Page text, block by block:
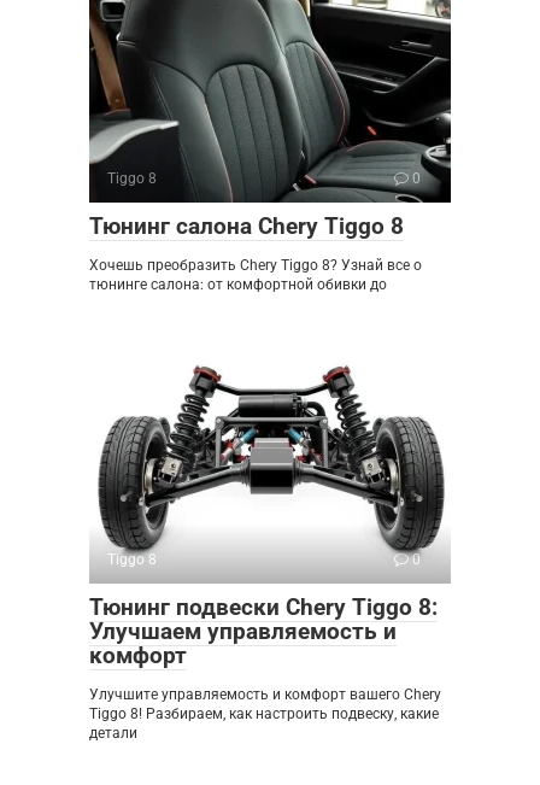
Tiggo 8 0
Тюнинг салона Chery Tiggo 8
Хочешь преобразить Chery Tiggo 8? Узнай все о
тюнинге салона: от комфортной обивки до
Tiggo 8 0
Тюнинг подвески Chery Tiggo 8:
Улучшаем управляемость и
комфорт
Улучшите управляемость и комфорт вашего Chery
Tiggo 8! Разбираем, как настроить подвеску, какие
детали